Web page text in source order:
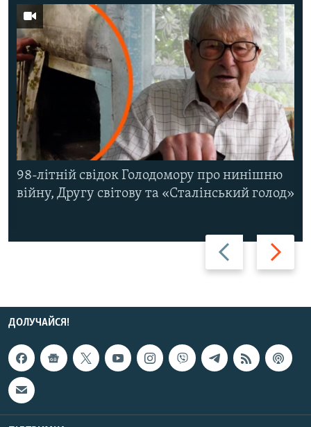
Назад Вперед
98-літній свідок Голодомору про нинішню
війну, Другу світову та «Сталінський голод»
ДОЛУЧАЙСЯ!